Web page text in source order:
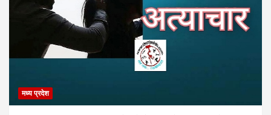
मध्य प्रदेश